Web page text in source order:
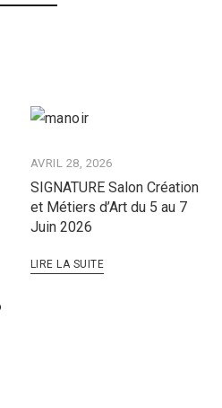
AVRIL 28, 2026
SIGNATURE Salon Création
et Métiers d’Art du 5 au 7
Juin 2026
LIRE LA SUITE